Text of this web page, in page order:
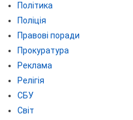
Політика
Поліція
Правові поради
Прокуратура
Реклама
Релігія
СБУ
Світ